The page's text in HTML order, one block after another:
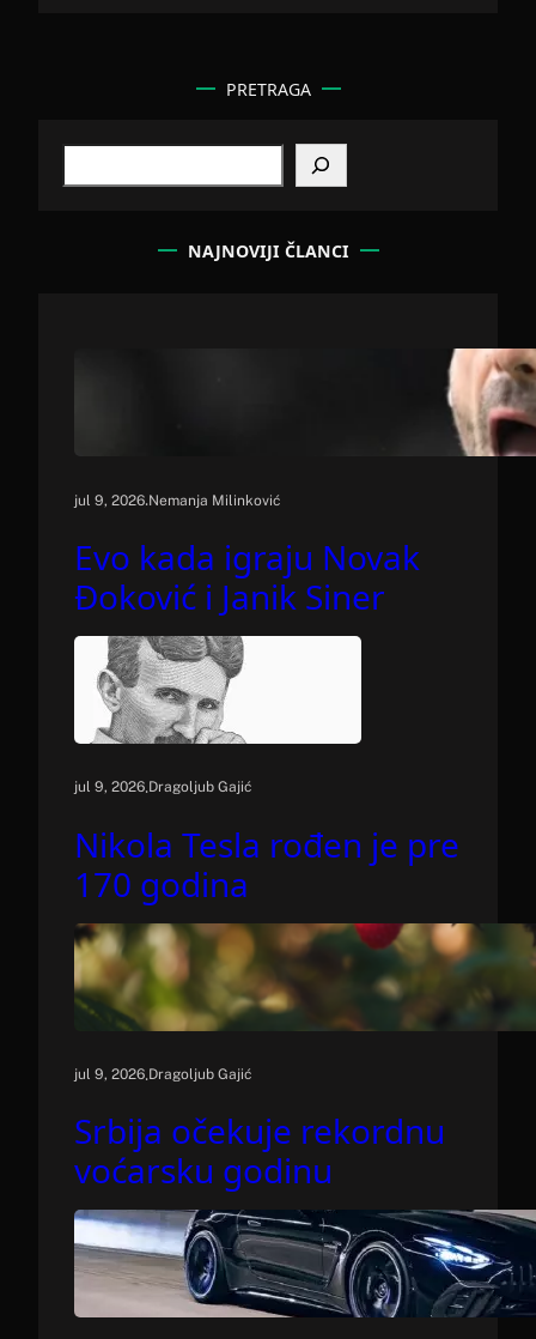
PRETRAGA
NAJNOVIJI ČLANCI
jul 9, 2026.Nemanja Milinković
Evo kada igraju Novak
Đoković i Janik Siner
jul 9, 2026.Dragoljub Gajić
Nikola Tesla rođen je pre
170 godina
jul 9, 2026.Dragoljub Gajić
Srbija očekuje rekordnu
voćarsku godinu